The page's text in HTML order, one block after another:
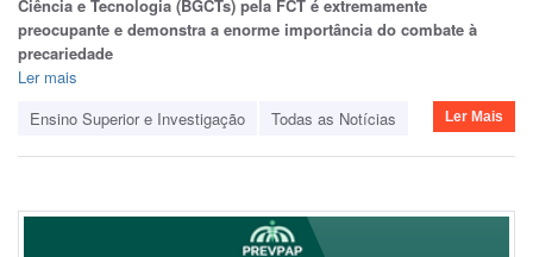
Ciência e Tecnologia (BGCTs) pela FCT é extremamente
preocupante e demonstra a enorme importância do combate à
precariedade
Ler mais
Ensino Superior e Investigação
Todas as Notícias Ler Mais